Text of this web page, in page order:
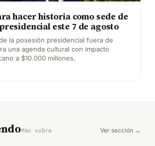
hacer historia como sede de
este 7 de agosto
la posesión presidencial fuera de
una agenda cultural con impacto
a $10.000 millones.
Más sobre Ver sección →